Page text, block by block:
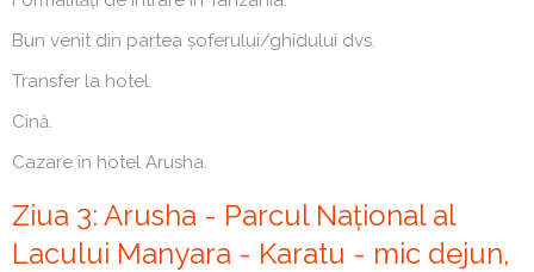
Bun venit din partea șoferului/ghidului dvs.
Transfer la hotel.
Cină.
Cazare în hotel Arusha.
Ziua 3: Arusha - Parcul Național al
Lacului Manyara - Karatu - mic dejun,